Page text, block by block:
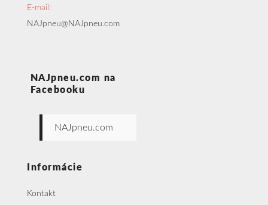
E-mail:
NAJpneu@NAJpneu.com
NAJpneu.com na
Facebooku
NAJpneu.com
Informácie
Kontakt